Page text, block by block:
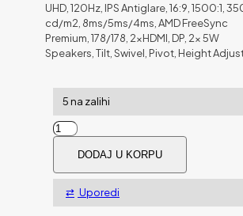
UHD, 120Hz, IPS Antiglare, 16:9, 1500:1,
cd/m2, 8ms/5ms/4ms, AMD FreeSync
Premium, 178/178, 2xHDMI, DP, 2x 5W
Speakers, Tilt, Swivel, Pivot, Height
5 na zalihi
Dell
27
Monitor
S2725QS
DODAJ U KORPU
Uporedi